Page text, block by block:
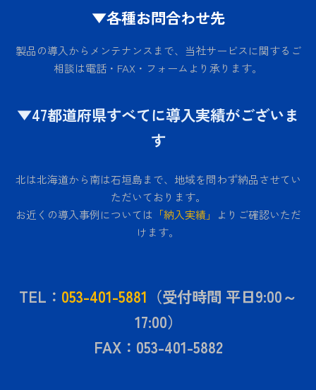
▼各種お問合わせ先
製品の導入からメンテナンスまで、当社サービスに関するご
相談は電話・FAX・フォームより承ります。
▼47都道府県すべてに導入実績がございま
す
北は北海道から南は石垣島まで、地域を問わず納品させてい
ただいております。
お近くの導入事例については 「納入実績」
よりご確認いただ
けます。
TEL： 053-401-5881 （受付時間 平日9:00～
17:00）
FAX：053-401-5882